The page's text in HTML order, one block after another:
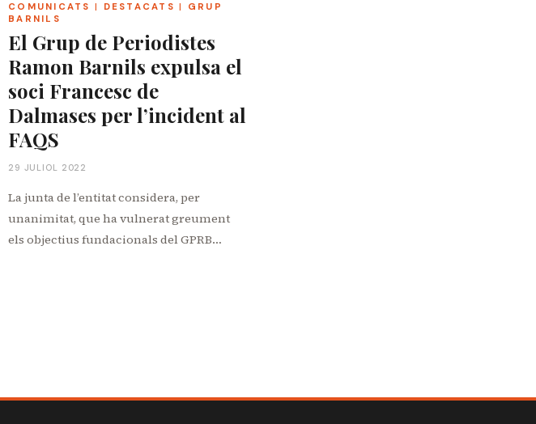
COMUNICATS | DESTACATS | GRUP
BARNILS
El Grup de Periodistes
Ramon Barnils expulsa el
soci Francesc de
Dalmases per l’incident al
FAQS
29 JULIOL 2022
La junta de l’entitat considera, per
unanimitat, que ha vulnerat greument
els objectius fundacionals del GPRB…